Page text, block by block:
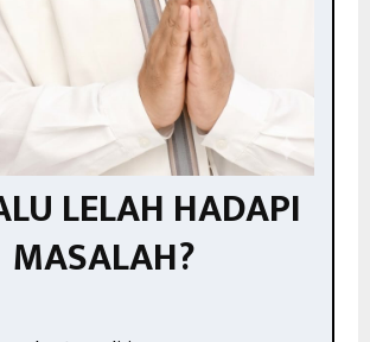
LELAH HADAPI
MASALAH?